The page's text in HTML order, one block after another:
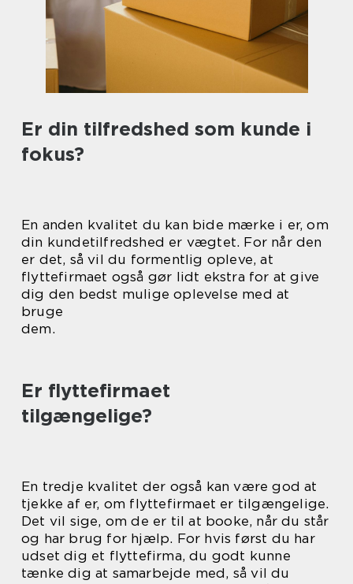
Er din tilfredshed som kunde i
fokus?
En anden kvalitet du kan bide mærke i er, om
din kundetilfredshed er vægtet. For når den
er det, så vil du formentlig opleve, at
flyttefirmaet også gør lidt ekstra for at give
dig den bedst mulige oplevelse med at
bruge
dem.
Er flyttefirmaet
tilgængelige?
En tredje kvalitet der også kan være god at
tjekke af er, om flyttefirmaet er tilgængelige.
Det vil sige, om de er til at booke, når du står
og har brug for hjælp. For hvis først du har
udset dig et flyttefirma, du godt kunne
tænke dig at samarbejde med, så vil du